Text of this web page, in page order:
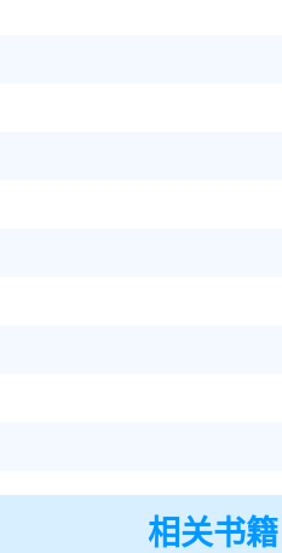
相关书籍